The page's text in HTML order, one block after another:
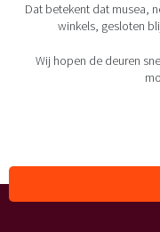
Dat betekent dat musea,
winkels, gesloten
Wij hopen de deuren